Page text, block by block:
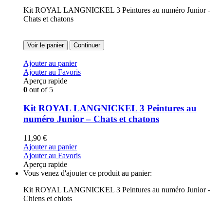
Kit ROYAL LANGNICKEL 3 Peintures au numéro Junior -
Chats et chatons
Voir le panier Continuer
Ajouter au panier
Ajouter au Favoris
Aperçu rapide
0 out of 5
Kit ROYAL LANGNICKEL 3 Peintures au
numéro Junior – Chats et chatons
11,90 €
Ajouter au panier
Ajouter au Favoris
Aperçu rapide
Vous venez d'ajouter ce produit au panier:
Kit ROYAL LANGNICKEL 3 Peintures au numéro Junior -
Chiens et chiots